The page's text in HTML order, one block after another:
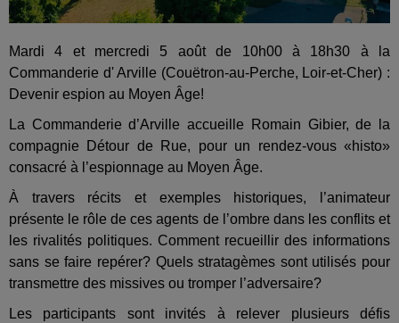
Mardi 4 et mercredi 5 août de 10h00 à 18h30 à la
Commanderie d' Arville (Couëtron-au-Perche, Loir-et-Cher) :
Devenir espion au Moyen Âge!
La Commanderie d’Arville accueille Romain Gibier, de la
compagnie Détour de Rue, pour un rendez-vous «histo»
consacré à l’espionnage au Moyen Âge.
À travers récits et exemples historiques, l’animateur
présente le rôle de ces agents de l’ombre dans les conflits et
les rivalités politiques. Comment recueillir des informations
sans se faire repérer? Quels stratagèmes sont utilisés pour
transmettre des missives ou tromper l’adversaire?
Les participants sont invités à relever plusieurs défis